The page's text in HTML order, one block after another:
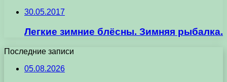
30.05.2017
Легкие зимние блёсны. Зимняя рыбалка.
Последние записи
05.08.2026